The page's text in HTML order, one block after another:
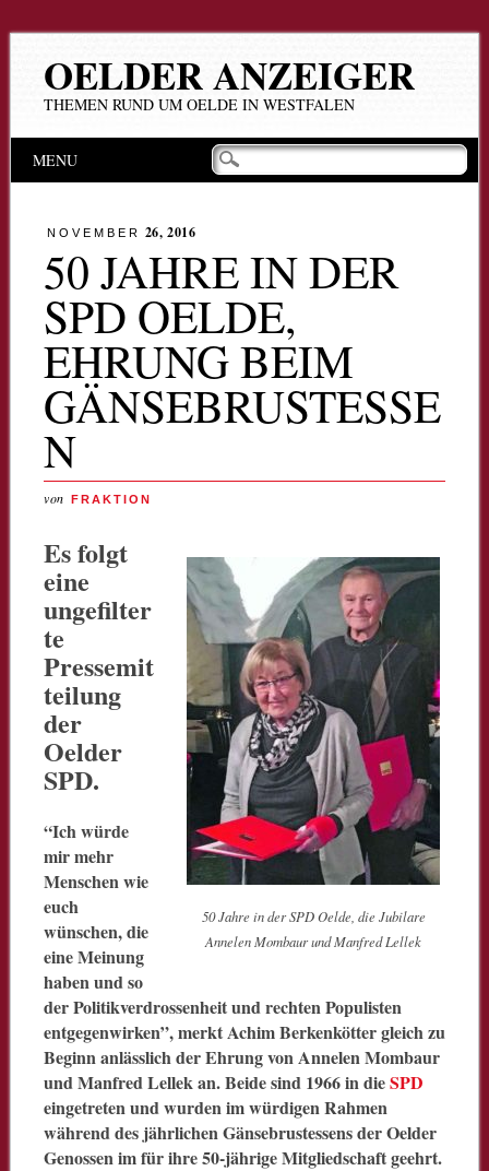
OELDER ANZEIGER
THEMEN RUND UM OELDE IN WESTFALEN
Hauptmenü
Inhalt
MENU
NOVEMBER 26, 2016
50 JAHRE IN DER
SPD OELDE,
EHRUNG BEIM
GÄNSEBRUSTESSE
N
von FRAKTION
50 Jahre in der SPD Oelde, die Jubilare
Annelen Mombaur und Manfred Lellek
Es folgt
eine
ungefilter
te
Pressemit
teilung
der
Oelder
SPD.
“Ich würde
mir mehr
Menschen wie
euch
wünschen, die
eine Meinung
haben und so
der Politikverdrossenheit und rechten Populisten
entgegenwirken”, merkt Achim Berkenkötter gleich zu
Beginn anlässlich der Ehrung von Annelen Mombaur
und Manfred Lellek an. Beide sind 1966 in dieSPD
eingetreten und wurden im würdigen Rahmen
während des jährlichen Gänsebrustessens der Oelder
Genossen im für ihre 50-jährige Mitgliedschaft geehrt.